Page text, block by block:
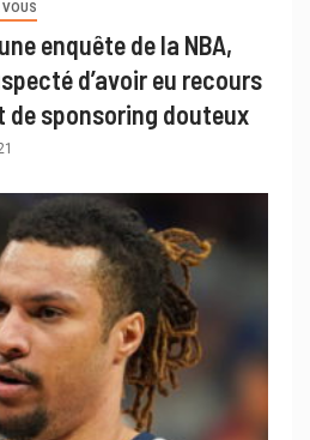
VOUS
enquête de la NBA,
d’avoir eu recours
sponsoring douteux